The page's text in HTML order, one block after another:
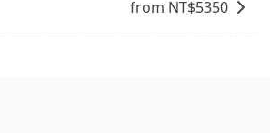
from NT$5350